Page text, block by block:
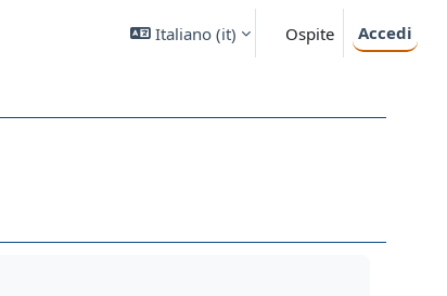
Italiano ‎(it)‎ Ospite Accedi